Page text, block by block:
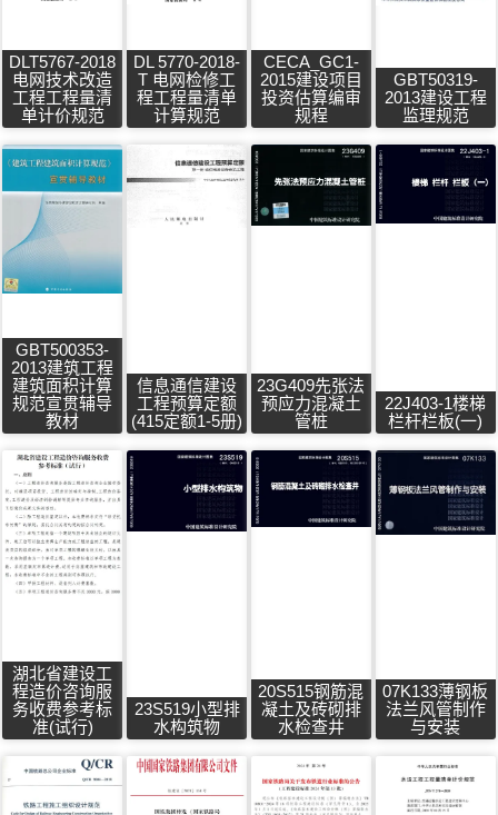
DLT5767-2018
电网技术改造
工程工程量清
单计价规范
DL 5770-2018-
T 电网检修工
程工程量清单
计算规范
CECA_GC1-
2015建设项目
投资估算编审
规程
GBT50319-
2013建设工程
监理规范
GBT500353-
2013建筑工程
建筑面积计算
规范宣贯辅导
教材
信息通信建设
工程预算定额
(415定额1-5册)
23G409先张法
预应力混凝土
管桩
22J403-1楼梯
栏杆栏板(一)
湖北省建设工
程造价咨询服
务收费参考标
准(试行)
23S519小型排
水构筑物
20S515钢筋混
凝土及砖砌排
水检查井
07K133薄钢板
法兰风管制作
与安装